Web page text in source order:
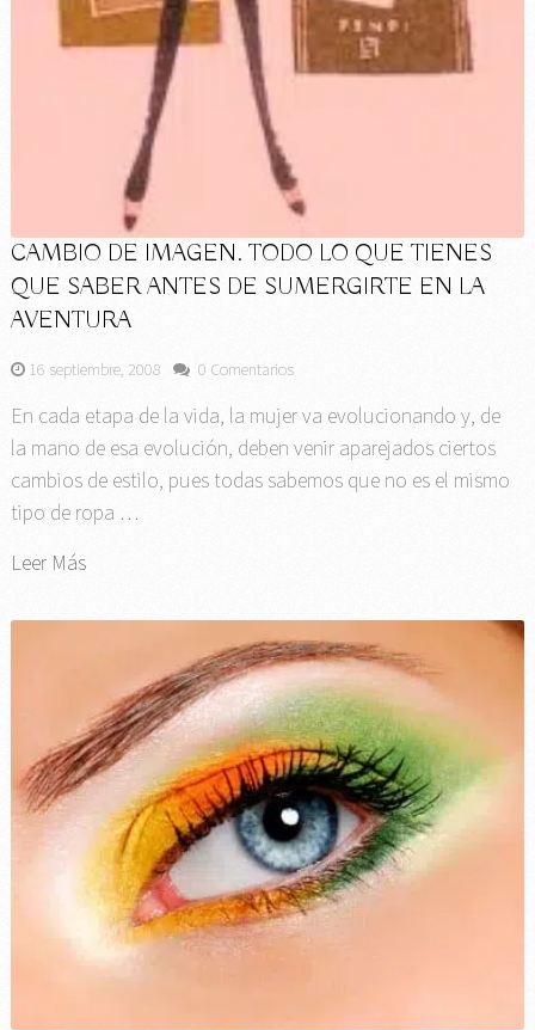
CAMBIO DE IMAGEN. TODO LO QUE TIENES
QUE SABER ANTES DE SUMERGIRTE EN LA
AVENTURA
16 septiembre, 2008 0 Comentarios
En cada etapa de la vida, la mujer va evolucionando y, de
la mano de esa evolución, deben venir aparejados ciertos
cambios de estilo, pues todas sabemos que no es el mismo
tipo de ropa …
Leer Más